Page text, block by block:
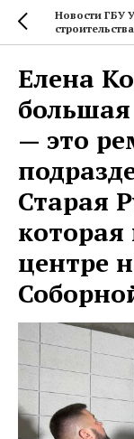
Новости ГБУ
Елена
большая
— это
Старая
центре